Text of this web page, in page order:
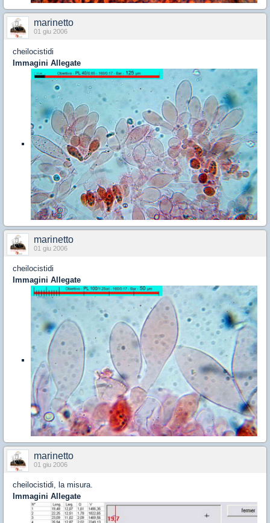
marinetto
01 giu 2006
cheilocistidi
Immagini Allegate
marinetto
01 giu 2006
cheilocistidi
Immagini Allegate
marinetto
01 giu 2006
cheilocistidi, la misura.
Immagini Allegate